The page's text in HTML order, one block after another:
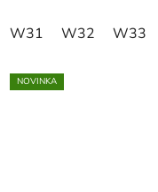
W31 W32 W33
NOVINKA